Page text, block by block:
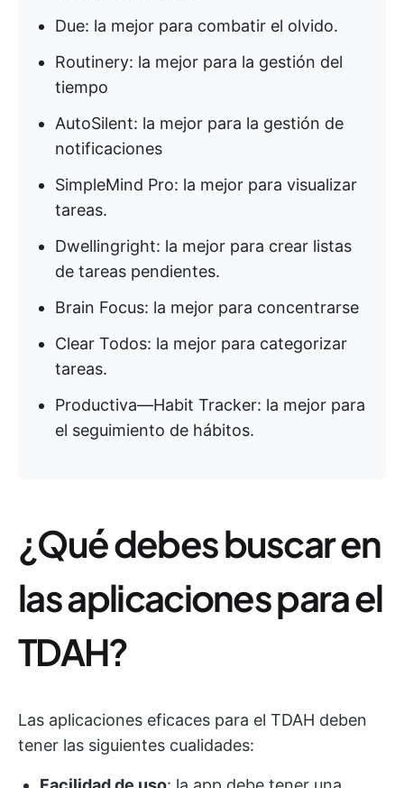
Due: la mejor para combatir el olvido.
Routinery: la mejor para la gestión del
tiempo
AutoSilent: la mejor para la gestión de
notificaciones
SimpleMind Pro: la mejor para visualizar
tareas.
Dwellingright: la mejor para crear listas
de tareas pendientes.
Brain Focus: la mejor para concentrarse
Clear Todos: la mejor para categorizar
tareas.
Productiva—Habit Tracker: la mejor para
el seguimiento de hábitos.
¿Qué debes buscar en
las aplicaciones para el
TDAH?
Las aplicaciones eficaces para el TDAH deben
tener las siguientes cualidades: